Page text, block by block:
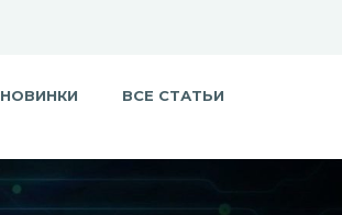
НОВИНКИ ВСЕ СТАТЬИ